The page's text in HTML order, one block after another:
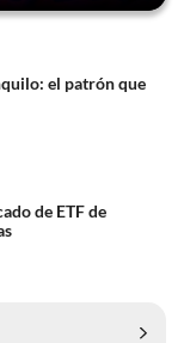
el patrón que
de ETF de